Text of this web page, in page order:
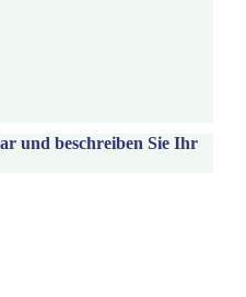
und beschreiben Sie Ihr